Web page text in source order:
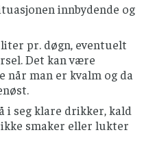
innbydende og
pr. døgn, eventuelt
Det kan være
når man er kvalm og da
i seg klare drikker, kald
smaker eller lukter